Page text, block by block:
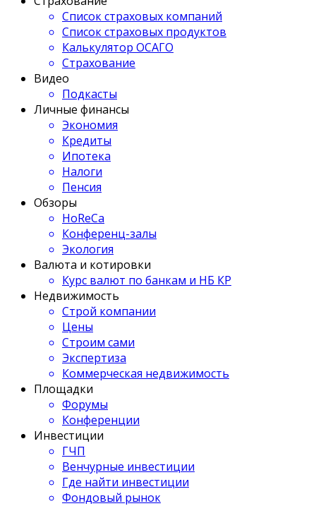
Список страховых компаний
Список страховых продуктов
Калькулятор ОСАГО
Страхование
Видео
Подкасты
Личные финансы
Экономия
Кредиты
Ипотека
Налоги
Пенсия
Обзоры
HoReCa
Конференц-залы
Экология
Валюта и котировки
Курс валют по банкам и НБ КР
Недвижимость
Строй компании
Цены
Строим сами
Экспертиза
Коммерческая недвижимость
Площадки
Форумы
Конференции
Инвестиции
ГЧП
Венчурные инвестиции
Где найти инвестиции
Фондовый рынок